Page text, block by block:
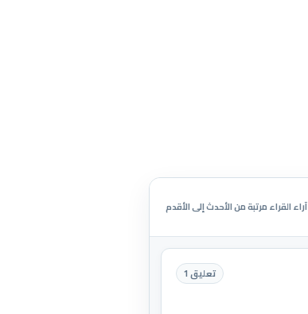
آراء القراء مرتبة من الأحدث إلى الأقدم
تعليق 1